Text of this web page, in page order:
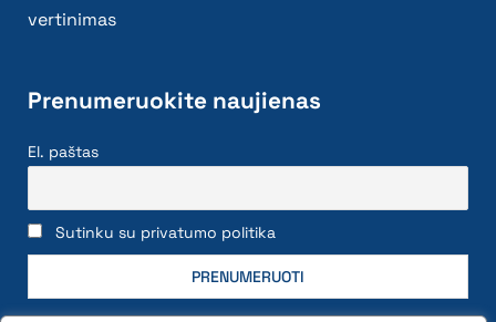
vertinimas
Prenumeruokite naujienas
El. paštas
Sutinku su privatumo politika